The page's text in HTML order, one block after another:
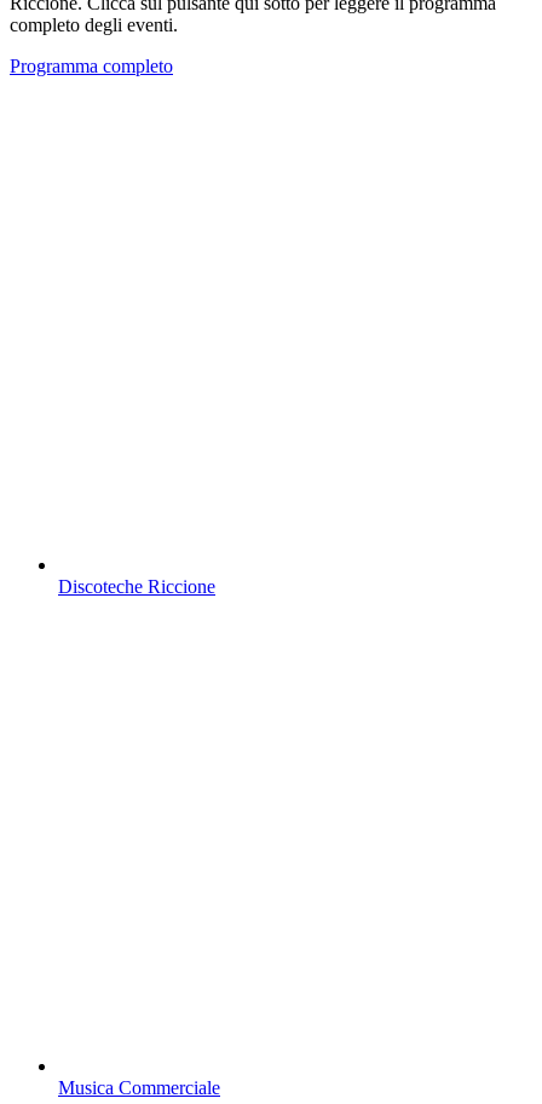
completo degli eventi.
Programma completo
Discoteche Riccione
Musica Commerciale